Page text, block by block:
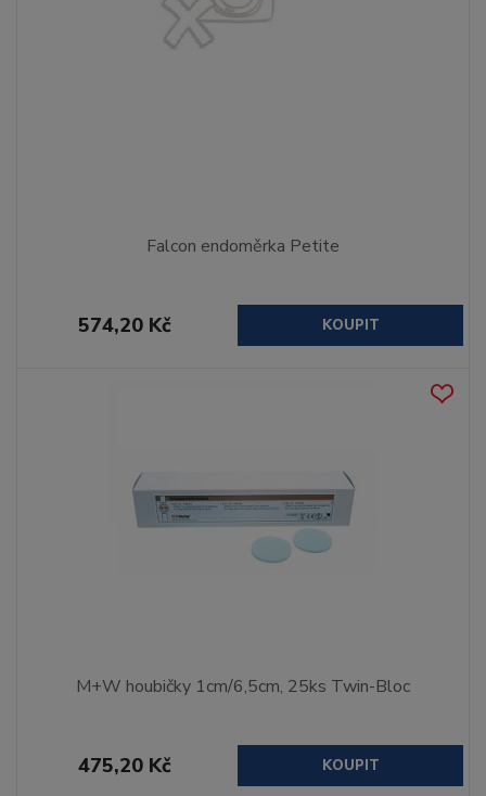
Falcon endoměrka Petite
574,20 Kč KOUPIT
M+W houbičky 1cm/6,5cm, 25ks Twin-Bloc
475,20 Kč KOUPIT